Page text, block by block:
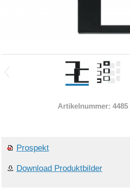
Artikelnummer: 4485
Prospekt
Download Produktbilder